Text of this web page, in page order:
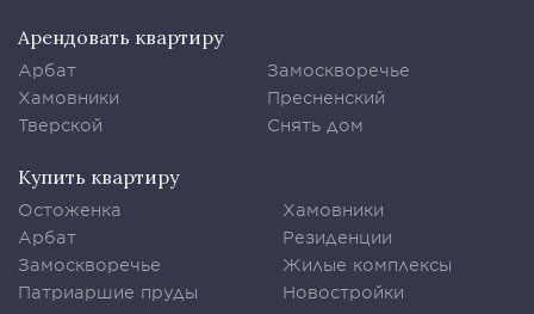
Арендовать квартиру
Арбат
Хамовники
Тверской
Замоскворечье
Пресненский
Снять дом
Купить квартиру
Остоженка
Арбат
Замоскворечье
Патриаршие пруды
Хамовники
Резиденции
Жилые комплексы
Новостройки